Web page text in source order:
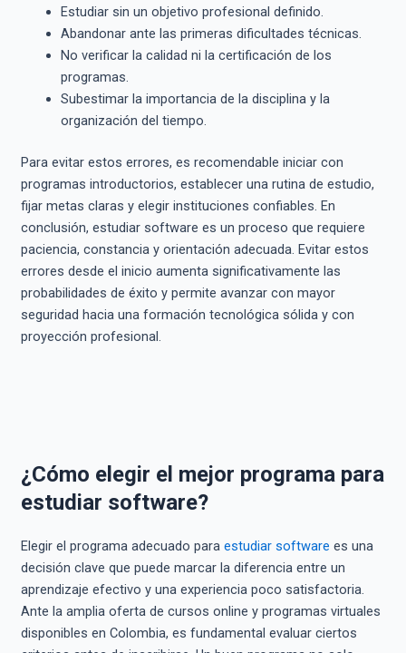
Estudiar sin un objetivo profesional definido.
Abandonar ante las primeras dificultades técnicas.
No verificar la calidad ni la certificación de los
programas.
Subestimar la importancia de la disciplina y la
organización del tiempo.
Para evitar estos errores, es recomendable iniciar con
programas introductorios, establecer una rutina de estudio,
fijar metas claras y elegir instituciones confiables. En
conclusión, estudiar software es un proceso que requiere
paciencia, constancia y orientación adecuada. Evitar estos
errores desde el inicio aumenta significativamente las
probabilidades de éxito y permite avanzar con mayor
seguridad hacia una formación tecnológica sólida y con
proyección profesional.
¿Cómo elegir el mejor programa para
estudiar software?
Elegir el programa adecuado para estudiar software es una
decisión clave que puede marcar la diferencia entre un
aprendizaje efectivo y una experiencia poco satisfactoria.
Ante la amplia oferta de cursos online y programas virtuales
disponibles en Colombia, es fundamental evaluar ciertos